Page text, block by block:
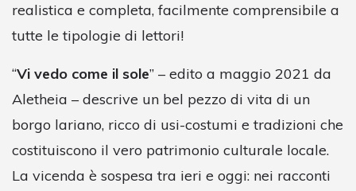
realistica e completa, facilmente comprensibile a
tutte le tipologie di lettori!
“Vi vedo come il sole” – edito a maggio 2021 da
Aletheia – descrive un bel pezzo di vita di un
borgo lariano, ricco di usi-costumi e tradizioni che
costituiscono il vero patrimonio culturale locale.
La vicenda è sospesa tra ieri e oggi: nei racconti